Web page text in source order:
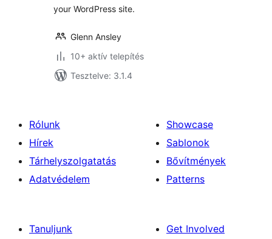
your WordPress site.
Glenn Ansley
10+ aktív telepítés
Tesztelve: 3.1.4
Rólunk
Hírek
Tárhelyszolgatatás
Adatvédelem
Showcase
Sablonok
Bővítmények
Patterns
Tanuljunk
Get Involved